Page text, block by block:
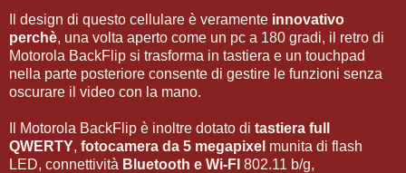
Il design di questo cellulare è veramente innovativo
perchè, una volta aperto come un pc a 180 gradi, il retro di
Motorola BackFlip si trasforma in tastiera e un touchpad
nella parte posteriore consente di gestire le funzioni senza
oscurare il video con la mano.
Il Motorola BackFlip è inoltre dotato di tastiera full
QWERTY, fotocamera da 5 megapixel munita di flash
LED, connettività Bluetooth e Wi-FI 802.11 b/g,